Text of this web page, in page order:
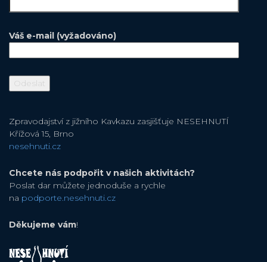
Váš e-mail (vyžadováno)
Zpravodajství z jižního Kavkazu zasjišťuje NESEHNUTÍ
Křížová 15, Brno
nesehnuti.cz
Chcete nás podpořit v našich aktivitách?
Poslat dar můžete jednoduše a rychle
na podporte.nesehnuti.cz
Děkujeme vám!